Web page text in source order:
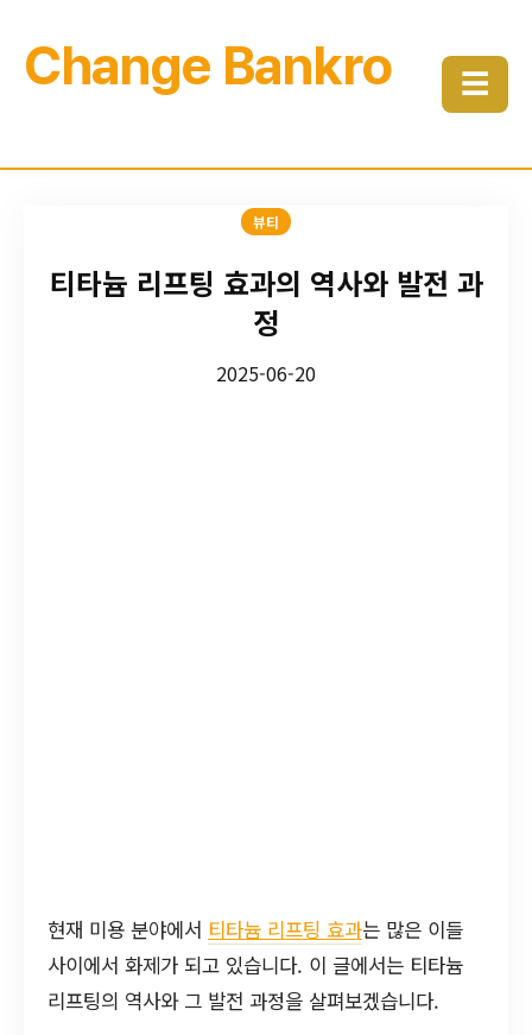
Change Bankro ☰
뷰티
티타늄 리프팅 효과의 역사와 발전 과
정
2025-06-20
현재 미용 분야에서 티타늄 리프팅 효과는 많은 이들
사이에서 화제가 되고 있습니다. 이 글에서는 티타늄
리프팅의 역사와 그 발전 과정을 살펴보겠습니다.